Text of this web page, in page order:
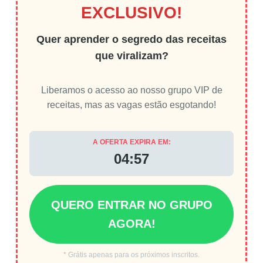
EXCLUSIVO!
Quer aprender o segredo das receitas
que viralizam?
Liberamos o acesso ao nosso grupo VIP de
receitas, mas as vagas estão esgotando!
A OFERTA EXPIRA EM:
04:56
QUERO ENTRAR NO GRUPO
AGORA!
* Grátis apenas para os próximos inscritos.